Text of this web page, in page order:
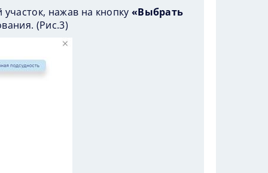
нажав на кнопку «Выбрать
(Рис.3)